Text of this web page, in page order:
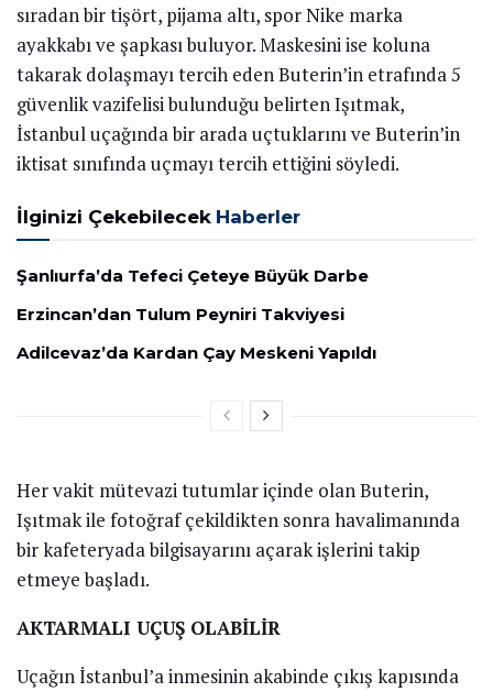
sıradan bir tişört, pijama altı, spor Nike marka
ayakkabı ve şapkası buluyor. Maskesini ise koluna
takarak dolaşmayı tercih eden Buterin’in etrafında 5
güvenlik vazifelisi bulunduğu belirten Işıtmak,
İstanbul uçağında bir arada uçtuklarını ve Buterin’in
iktisat sınıfında uçmayı tercih ettiğini söyledi.
İlginizi Çekebilecek Haberler
Şanlıurfa’da Tefeci Çeteye Büyük Darbe
Erzincan’dan Tulum Peyniri Takviyesi
Adilcevaz’da Kardan Çay Meskeni Yapıldı
Her vakit mütevazi tutumlar içinde olan Buterin,
Işıtmak ile fotoğraf çekildikten sonra havalimanında
bir kafeteryada bilgisayarını açarak işlerini takip
etmeye başladı.
AKTARMALI UÇUŞ OLABİLİR
Uçağın İstanbul’a inmesinin akabinde çıkış kapısında